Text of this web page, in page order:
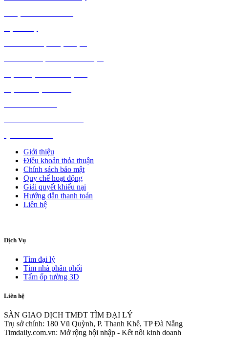
Giới thiệu
Điều khoản thỏa thuận
Chính sách bảo mật
Quy chế hoạt động
Giải quyết khiếu nại
Hướng dẫn thanh toán
Liên hệ
Dịch Vụ
Tìm đại lý
Tìm nhà phân phối
Tấm ốp tường 3D
Liên hệ
SÀN GIAO DỊCH TMĐT TÌM ĐẠI LÝ
Trụ sở chính: 180 Vũ Quỳnh, P. Thanh Khê, TP Đà Nẵng
Timdaily.com.vn: Mở rộng hội nhập - Kết nối kinh doanh